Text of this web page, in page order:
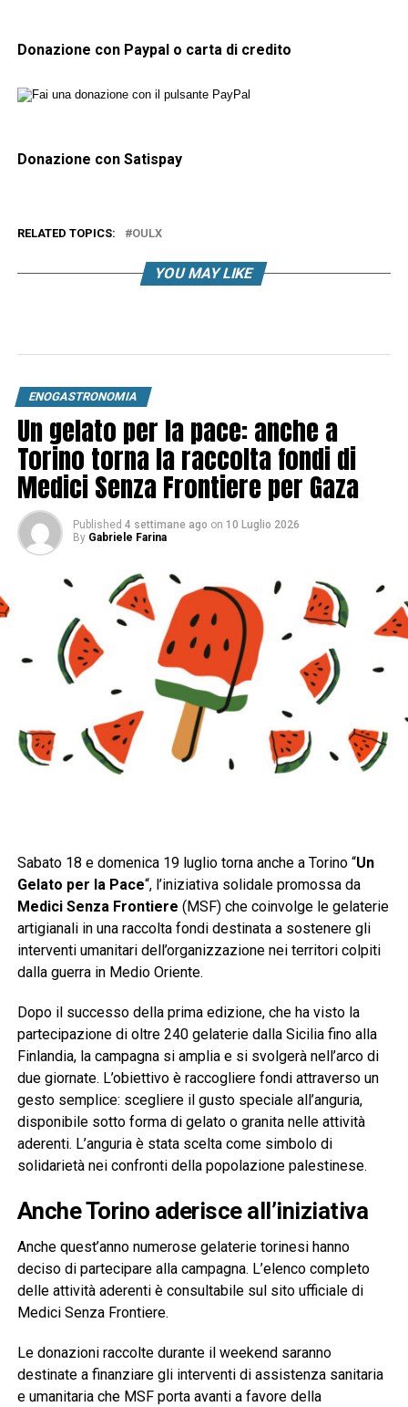
Donazione con Paypal o carta di credito
Donazione con Satispay
RELATED TOPICS: OULX
YOU MAY LIKE
ENOGASTRONOMIA
Un gelato per la pace: anche a
Torino torna la raccolta fondi di
Medici Senza Frontiere per Gaza
Published 4 settimane ago on 10 Luglio 2026
By Gabriele Farina
Sabato 18 e domenica 19 luglio torna anche a Torino “Un
Gelato per la Pace“, l’iniziativa solidale promossa da
Medici Senza Frontiere (MSF) che coinvolge le gelaterie
artigianali in una raccolta fondi destinata a sostenere gli
interventi umanitari dell’organizzazione nei territori colpiti
dalla guerra in Medio Oriente.
Dopo il successo della prima edizione, che ha visto la
partecipazione di oltre 240 gelaterie dalla Sicilia fino alla
Finlandia, la campagna si amplia e si svolgerà nell’arco di
due giornate. L’obiettivo è raccogliere fondi attraverso un
gesto semplice: scegliere il gusto speciale all’anguria,
disponibile sotto forma di gelato o granita nelle attività
aderenti. L’anguria è stata scelta come simbolo di
solidarietà nei confronti della popolazione palestinese.
Anche Torino aderisce all’iniziativa
Anche quest’anno numerose gelaterie torinesi hanno
deciso di partecipare alla campagna. L’elenco completo
delle attività aderenti è consultabile sul sito ufficiale di
Medici Senza Frontiere.
Le donazioni raccolte durante il weekend saranno
destinate a finanziare gli interventi di assistenza sanitaria
e umanitaria che MSF porta avanti a favore della